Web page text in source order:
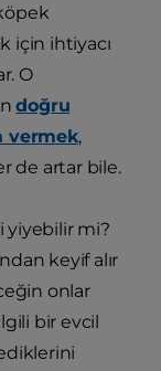
için ihtiyacı
O
doğru
vermek,
de artar bile.
yiyebilir mi?
keyif alır
onlar
bir evcil